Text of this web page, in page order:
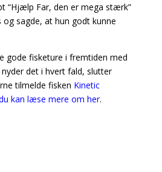
“Hjælp Far, den er mega stærk”
sagde, at hun godt kunne
gode fisketure i fremtiden med
nyder det i hvert fald, slutter
tilmelde fisken Kinetic
kan læse mere om her.